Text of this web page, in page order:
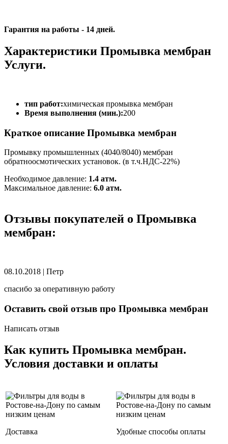
Гарантия на работы - 14 дней.
Характеристики Промывка мембран
Услуги.
тип работ:химическая промывка мембран
Время выполнения (мин.):200
Краткое описание Промывка мембран
Промывку промышленных (4040/8040) мембран
обратноосмотических установок. (в т.ч.НДС-22%)
Необходимое давление: 1.4 атм.
Максимальное давление: 6.0 атм.
Отзывы покупателей о Промывка
мембран:
08.10.2018 | Петр
спасибо за оперативную работу
Оставить свой отзыв про Промывка мембран
Написать отзыв
Как купить Промывка мембран.
Условия доставки и оплаты
Доставка
Удобные способы оплаты